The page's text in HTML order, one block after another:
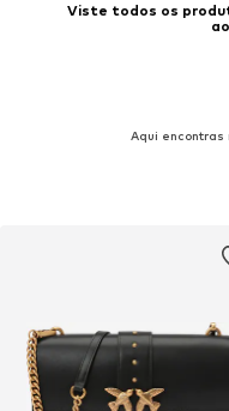
Viste todos os
Aqui encontras